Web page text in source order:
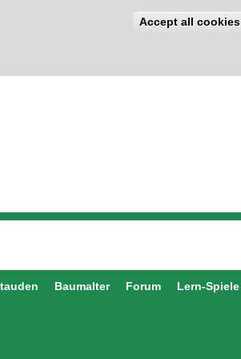
Accept all cookies
Baumalter Forum Lern-Spiele